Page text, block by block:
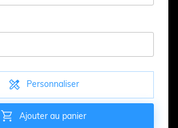
 Personnaliser
 Ajouter au panier